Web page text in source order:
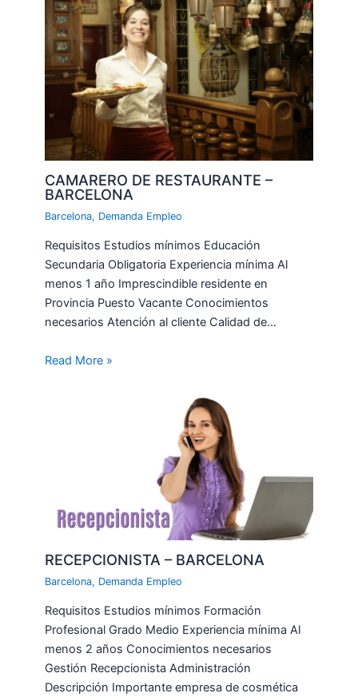
CAMARERO DE RESTAURANTE –
BARCELONA
Barcelona, Demanda Empleo
Requisitos Estudios mínimos Educación
Secundaria Obligatoria Experiencia mínima Al
menos 1 año Imprescindible residente en
Provincia Puesto Vacante Conocimientos
necesarios Atención al cliente Calidad de…
Read More »
RECEPCIONISTA – BARCELONA
Barcelona, Demanda Empleo
Requisitos Estudios mínimos Formación
Profesional Grado Medio Experiencia mínima Al
menos 2 años Conocimientos necesarios
Gestión Recepcionista Administración
Descripción Importante empresa de cosmética